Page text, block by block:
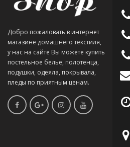
Добро пожаловать в интернет
магазине домашнего текстиля,
у нас на сайте Вы можете купить
постельное белье, полотенца,
подушки, одеяла, покрывала,
пледы по приятным ценам.